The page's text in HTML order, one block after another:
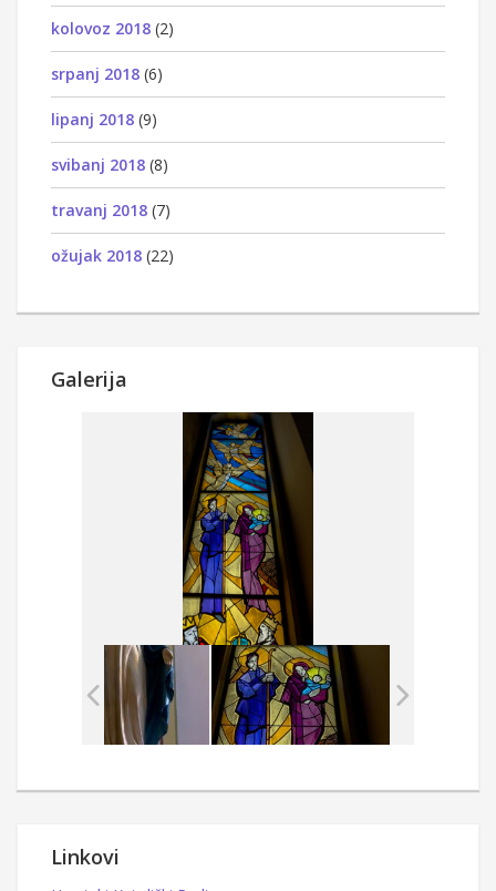
kolovoz 2018 (2)
srpanj 2018 (6)
lipanj 2018 (9)
svibanj 2018 (8)
travanj 2018 (7)
ožujak 2018 (22)
Galerija
Linkovi